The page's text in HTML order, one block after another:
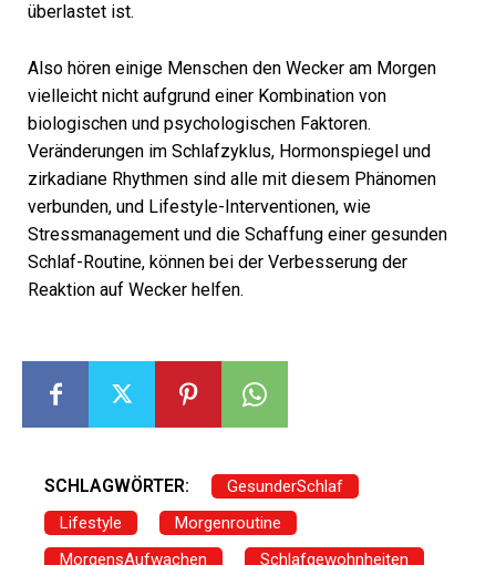
überlastet ist.
Also hören einige Menschen den Wecker am Morgen
vielleicht nicht aufgrund einer Kombination von
biologischen und psychologischen Faktoren.
Veränderungen im Schlafzyklus, Hormonspiegel und
zirkadiane Rhythmen sind alle mit diesem Phänomen
verbunden, und Lifestyle-Interventionen, wie
Stressmanagement und die Schaffung einer gesunden
Schlaf-Routine, können bei der Verbesserung der
Reaktion auf Wecker helfen.
SCHLAGWÖRTER:
GesunderSchlaf
Lifestyle
Morgenroutine
MorgensAufwachen
Schlafgewohnheiten